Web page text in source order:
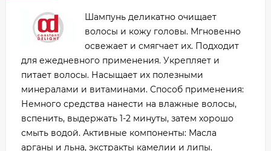
Шампунь деликатно очищает
волосы и кожу головы. Мгновенно
освежает и смягчает их. Подходит
для ежедневного применения. Укрепляет и
питает волосы. Насыщает их полезными
минералами и витаминами. Способ применения:
Немного средства нанести на влажные волосы,
вспенить, выдержать 1-2 минуты, затем хорошо
смыть водой. Активные компоненты: Масла
арганы и льна, экстракты камелии и липы.